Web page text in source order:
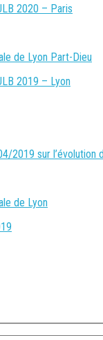
2020 – Paris
2019 – Lyon
2019 sur